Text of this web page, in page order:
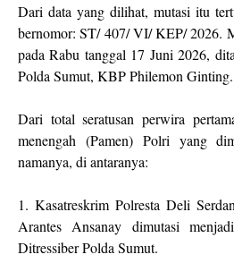
Dari data yang dilihat, mutasi itu
bernomor: ST/ 407/ VI/ KEP/ 2026.
pada Rabu tanggal 17 Juni 2026,
Polda Sumut, KBP Philemon Ginting.
Dari total seratusan perwira
menengah (Pamen) Polri yang
namanya, di antaranya:
1. Kasatreskrim Polresta Deli
Arantes Ansanay dimutasi
Ditressiber Polda Sumut.